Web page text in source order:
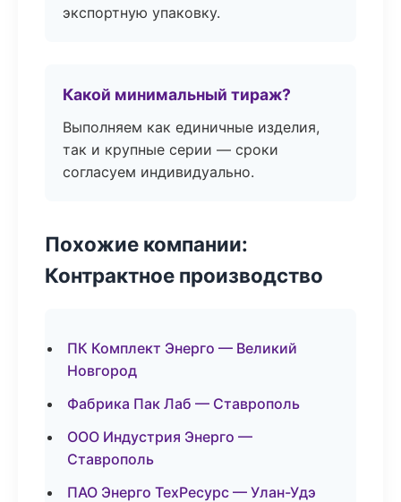
экспортную упаковку.
Какой минимальный тираж?
Выполняем как единичные изделия,
так и крупные серии — сроки
согласуем индивидуально.
Похожие компании:
Контрактное производство
ПК Комплект Энерго — Великий
Новгород
Фабрика Пак Лаб — Ставрополь
ООО Индустрия Энерго —
Ставрополь
ПАО Энерго ТехРесурс — Улан-Удэ